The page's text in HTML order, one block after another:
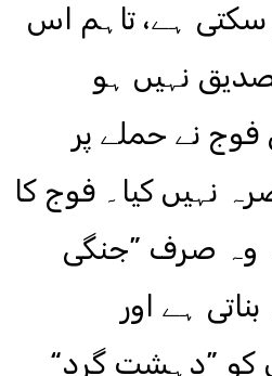
تک ہو سکتی ہے، تاہم اس
نہیں ہو
نے حملے پر
نہیں کیا۔ فوج کا
وہ صرف ”جنگی
ہے اور
کو ”دہشت گرد“